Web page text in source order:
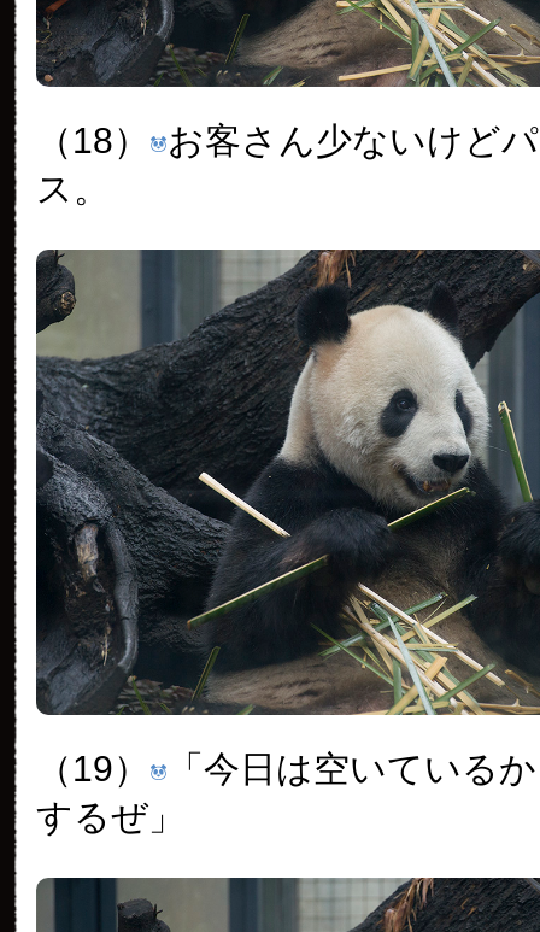
（18）
お客さん少ないけど
ス。
（19）
「今日は空いている
するぜ」